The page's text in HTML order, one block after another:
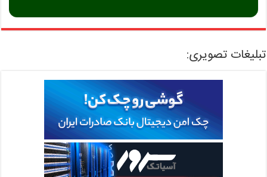
تبلیغات تصویری: